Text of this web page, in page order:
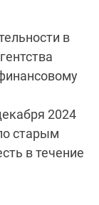
в
2024
старым
в течение